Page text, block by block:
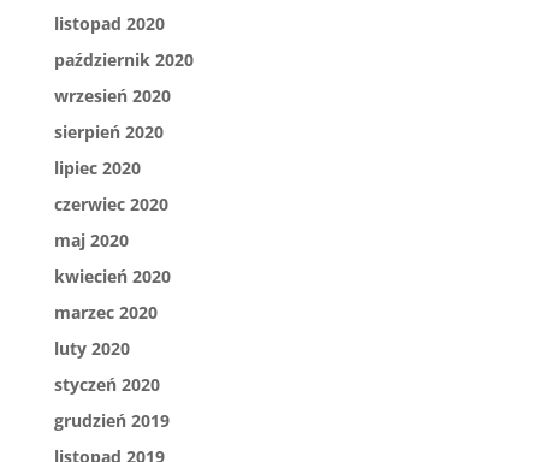
listopad 2020
październik 2020
wrzesień 2020
sierpień 2020
lipiec 2020
czerwiec 2020
maj 2020
kwiecień 2020
marzec 2020
luty 2020
styczeń 2020
grudzień 2019
listopad 2019